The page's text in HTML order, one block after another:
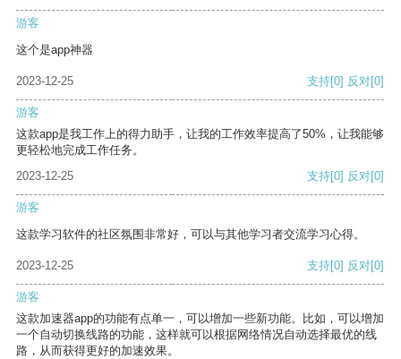
游客
这个是app神器
2023-12-25 支持[0] 反对[0]
游客
这款app是我工作上的得力助手，让我的工作效率提高了50%，让我能够
更轻松地完成工作任务。
2023-12-25
支持[0] 反对[0]
游客
这款学习软件的社区氛围非常好，可以与其他学习者交流学习心得。
2023-12-25 支持[0] 反对[0]
游客
这款加速器app的功能有点单一，可以增加一些新功能。比如，可以增加
一个自动切换线路的功能，这样就可以根据网络情况自动选择最优的线
路，从而获得更好的加速效果。